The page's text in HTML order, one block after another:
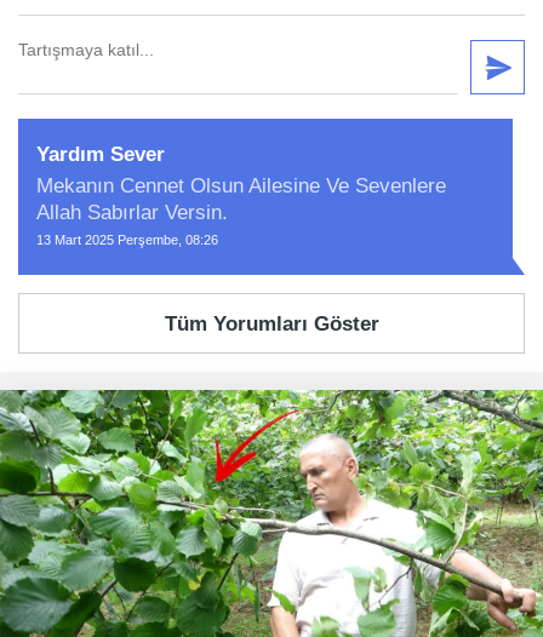
Yardım Sever
Mekanın Cennet Olsun Ailesine Ve Sevenlere
Allah Sabırlar Versin.
13 Mart 2025 Perşembe, 08:26
Tüm Yorumları Göster